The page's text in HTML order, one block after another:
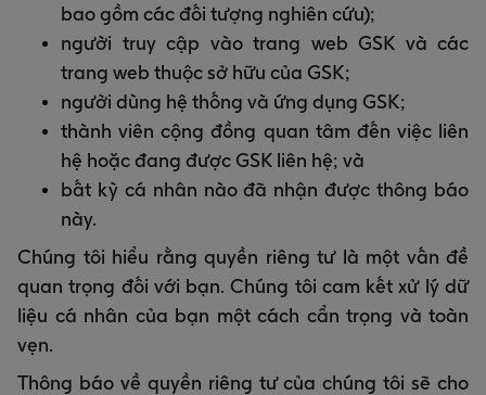
bao gồm các đối tượng nghiên cứu);
người truy cập vào trang web GSK và các
trang web thuộc sở hữu của GSK;
người dùng hệ thống và ứng dụng GSK;
thành viên cộng đồng quan tâm đến việc liên
hệ hoặc đang được GSK liên hệ; và
bất kỳ cá nhân nào đã nhận được thông báo
này.
Chúng tôi hiểu rằng quyền riêng tư là một vấn đề
quan trọng đối với bạn. Chúng tôi cam kết xử lý dữ
liệu cá nhân của bạn một cách cẩn trọng và toàn
vẹn.
Thông báo về quyền riêng tư của chúng tôi sẽ cho